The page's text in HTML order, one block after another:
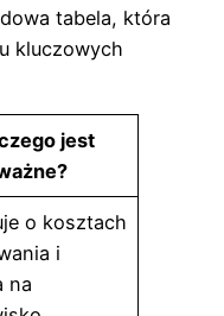
tabela, która
kluczowych
jest
o kosztach
i
na